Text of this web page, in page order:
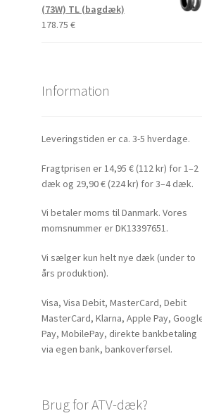
(73W) TL (bagdæk)
178.75 €
Information
Leveringstiden er ca. 3-5 hverdage.
Fragtprisen er 14,95 € (112 kr) for 1–2
dæk og 29,90 € (224 kr) for 3–4 dæk.
Vi betaler moms til Danmark. Vores
momsnummer er DK13397651.
Vi sælger kun helt nye dæk (under to
års produktion).
Visa, Visa Debit, MasterCard, Debit
MasterCard, Klarna, Apple Pay,
Pay, MobilePay, direkte bankbetaling
via egen bank, bankoverførsel.
Brug for ATV-dæk?